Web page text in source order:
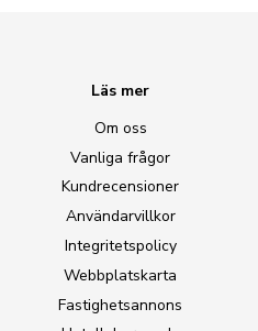
Läs mer
Om oss
Vanliga frågor
Kundrecensioner
Användarvillkor
Integritetspolicy
Webbplatskarta
Fastighetsannons